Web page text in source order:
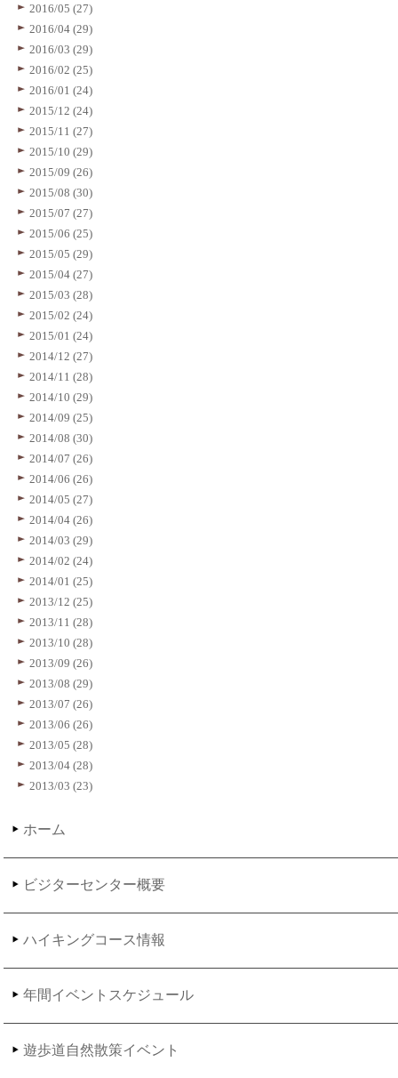
2016/05 (27)
2016/04 (29)
2016/03 (29)
2016/02 (25)
2016/01 (24)
2015/12 (24)
2015/11 (27)
2015/10 (29)
2015/09 (26)
2015/08 (30)
2015/07 (27)
2015/06 (25)
2015/05 (29)
2015/04 (27)
2015/03 (28)
2015/02 (24)
2015/01 (24)
2014/12 (27)
2014/11 (28)
2014/10 (29)
2014/09 (25)
2014/08 (30)
2014/07 (26)
2014/06 (26)
2014/05 (27)
2014/04 (26)
2014/03 (29)
2014/02 (24)
2014/01 (25)
2013/12 (25)
2013/11 (28)
2013/10 (28)
2013/09 (26)
2013/08 (29)
2013/07 (26)
2013/06 (26)
2013/05 (28)
2013/04 (28)
2013/03 (23)
ホーム
ビジターセンター概要
ハイキングコース情報
年間イベントスケジュール
遊歩道自然散策イベント